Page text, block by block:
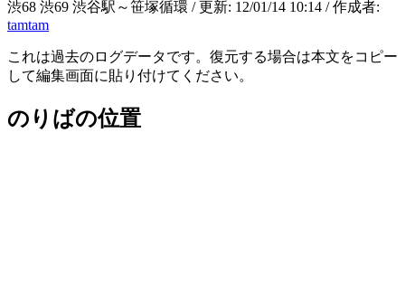
渋68 渋69 渋谷駅～笹塚循環 / 更新: 12/01/14 10:14 / 作成者:
tamtam
これは過去のログデータです。復元する場合は本文をコピー
して編集画面に貼り付けてください。
のりばの位置